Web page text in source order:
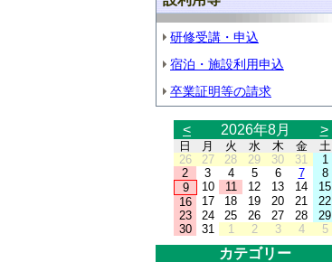
研修受講・申込
宿泊・施設利用申込
卒業証明等の請求
< 2026年8月 >
日 月 火 水 木 金
土
26
27 28 29 30 31
1
2
3 4 5 6 7
8
9
10 11 12 13 14
15
16
17 18 19 20 21
22
23
24 25 26 27 28
29
30
31 1 2 3 4 5
カテゴリー